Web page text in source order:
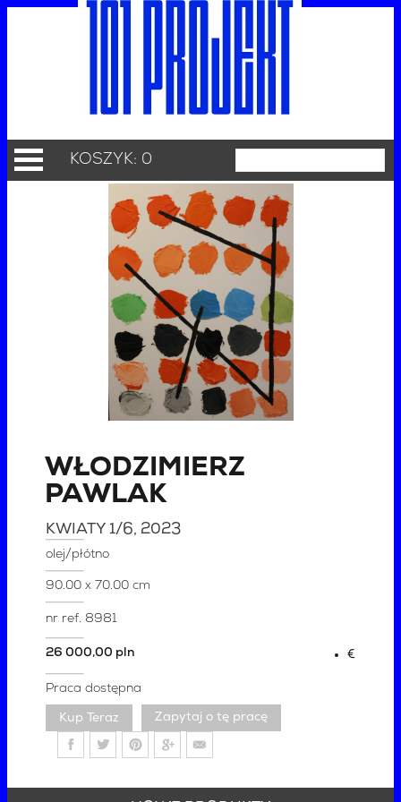
KOSZYK: 0
WŁODZIMIERZ
PAWLAK
KWIATY 1/6, 2023
olej/płótno
90.00 x 70.00 cm
nr ref. 8981
26 000,00 pln €
Praca dostępna
Zapytaj o tę pracę